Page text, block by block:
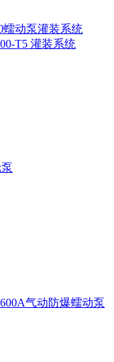
蠕动泵灌装系统
T5 灌装系统
气动防爆蠕动泵